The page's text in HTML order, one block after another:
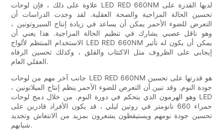
علاوة على ذلك ، فإن لوحات LED RED 660NM لديها القدرة على
تحسين الحالة المزاجية والصحة العقلية. لقد وجدت الدراسات أن
التعرض للضوء الأحمر يمكن أن يساعد في زيادة إنتاج السيروتونين ،
وهو ناقل عصبي يشارك في تنظيم الحالة المزاجية. هذا يعني أن
الاستخدام المنتظم لألواح LED RED 660NM يمكن أن يكون له تأثير
إيجابي على الظروف مثل الاكتئاب والقلق ، وكذلك تحسين الرفاه
العقلي العام.
جانب آخر مهم من لوحات LED RED 660NM هو قدرتها على تحسين
جودة النوم. وقد تبين أن التعرض للضوء الأحمر ينظم إنتاج الميلاتونين ،
وهو الهرمون الذي يتحكم في دورة النوم. من خلال دمج لوحات LED
حمراء 660 نانومتر في روتين ليلي ، قد يكون الأفراد قادرين على
تحسين جودة نومهم ويستيقظون يشعرون بمزيد من الانتعاش وتجديد
شبابهم.